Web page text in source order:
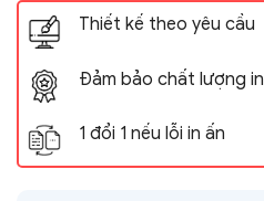
Thiết kế theo yêu cầu
Đảm bảo chất lượng in
1 đổi 1 nếu lỗi in ấn